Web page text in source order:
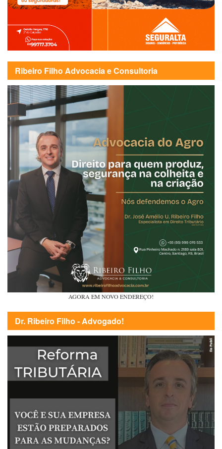
Ribeiro Filho Advocacia e Consultoria
AGORA EM NOVO ENDEREÇO!
Dr. Ribeiro Filho - Advogado!